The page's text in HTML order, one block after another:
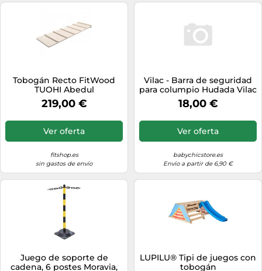
Tobogán Recto FitWood
TUOHI Abedul
219,00 €
Ver oferta
fitshop.es
sin gastos de envío
Vilac - Barra de seguridad
para columpio Hudada Vilac
18,00 €
Ver oferta
babychicstore.es
Envío a partir de 6,90 €
Juego de soporte de
cadena, 6 postes Moravia,
LUPILU® Tipi de juegos con
tobogán